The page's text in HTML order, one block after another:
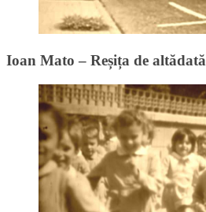
Ioan Mato – Reșița de altădată